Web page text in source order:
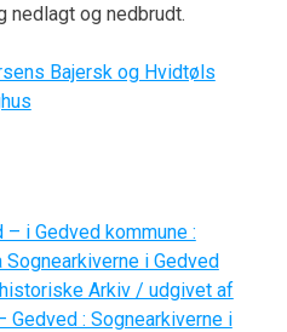
nedlagt og nedbrudt.
Bajersk og Hvidtøls
i Gedved kommune :
i Gedved
Arkiv / udgivet af
Gedved : Sognearkiverne i